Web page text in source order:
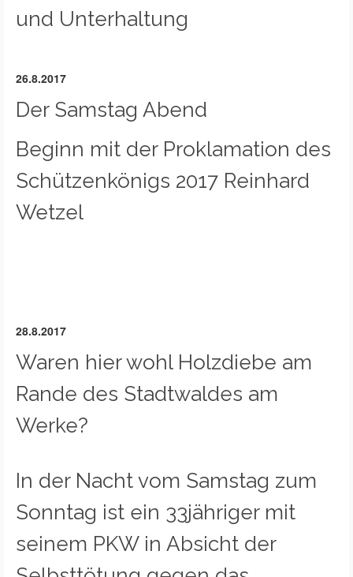
und Unterhaltung
26.8.2017
Der Samstag Abend
Beginn mit der Proklamation des
Schützenkönigs 2017 Reinhard
Wetzel
28.8.2017
Waren hier wohl Holzdiebe am
Rande des Stadtwaldes am
Werke?
In der Nacht vom Samstag zum
Sonntag ist ein 33jähriger mit
seinem PKW in Absicht der